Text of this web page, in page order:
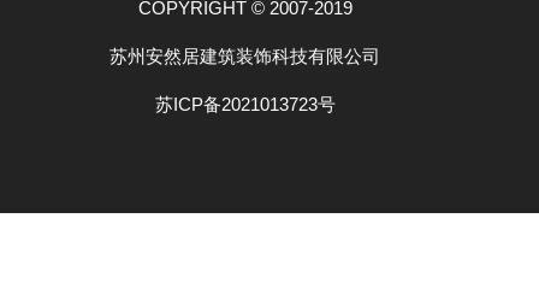
COPYRIGHT © 2007-2019
苏州安然居建筑装饰科技有限公司
苏ICP备2021013723号